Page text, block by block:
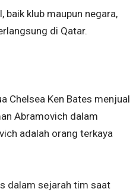
baik klub maupun negara,
di Qatar.
Chelsea Ken Bates menjual
Abramovich dalam
adalah orang terkaya
dalam sejarah tim saat